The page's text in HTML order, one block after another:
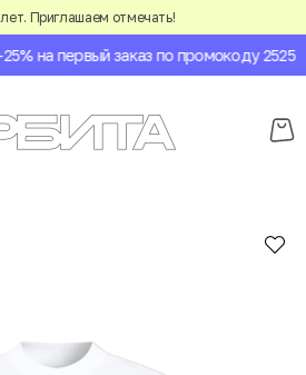
Приглашаем отмечать!
на первый заказ по промокоду 2525